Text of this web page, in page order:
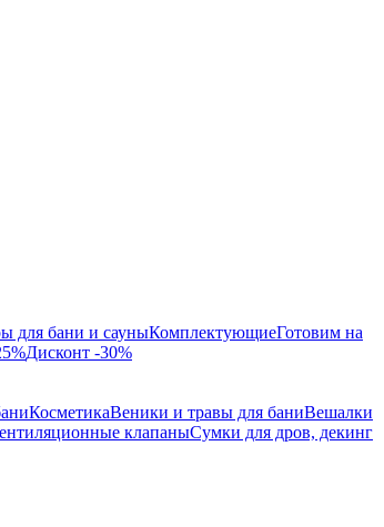
для бани и сауныКомплектующиеГотовим на
Дисконт -30%
КосметикаВеники и травы для баниВешалки
клапаныСумки для дров, декинг